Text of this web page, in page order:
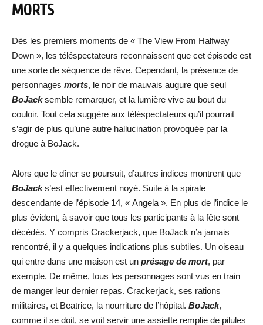
MORTS
Dès les premiers moments de « The View From Halfway
Down », les téléspectateurs reconnaissent que cet épisode est
une sorte de séquence de rêve. Cependant, la présence de
personnages morts, le noir de mauvais augure que seul
BoJacksemble remarquer, et la lumière vive au bout du
couloir. Tout cela suggère aux téléspectateurs qu’il pourrait
s’agir de plus qu’une autre hallucination provoquée par la
drogue à BoJack.
Alors que le dîner se poursuit, d’autres indices montrent que
BoJacks’est effectivement noyé. Suite à la spirale
descendante de l’épisode 14, « Angela ». En plus de l’indice le
plus évident, à savoir que tous les participants à la fête sont
décédés. Y compris Crackerjack, que BoJack n’a jamais
rencontré, il y a quelques indications plus subtiles. Un oiseau
qui entre dans une maison est un présage de mort, par
exemple. De même, tous les personnages sont vus en train
de manger leur dernier repas. Crackerjack, ses rations
militaires, et Beatrice, la nourriture de l’hôpital. BoJack,
comme il se doit, se voit servir une assiette remplie de pilules